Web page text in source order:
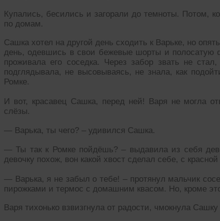
Купались, бесились и загорали до темноты. Потом,
по домам.
Сашка хотел на другой день сходить к Варьке, но
день, одевшись в свои бежевые шорты и полосатую
проживала его соседка. Через забор звать не
подглядывала, не высовываясь, не знала, как
Ромке.
И вот, красавец Сашка, перед ней! Варя не могла
слёзы.
— Варька, ты чего? – удивился Сашка.
— Ты так к Ромке пойдёшь? – выдавила из себя
девочку похож, вон какой хвост сделал себе, с
— Варька, я не забыл о тебе! – протянул мальчик
пирожками и термос с домашним квасом. Но, кроме
Варя тихонько взвизгнула от радости, чмокнула